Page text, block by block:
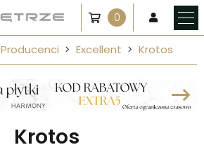
0
Producenci Excellent Krotos
Krotos